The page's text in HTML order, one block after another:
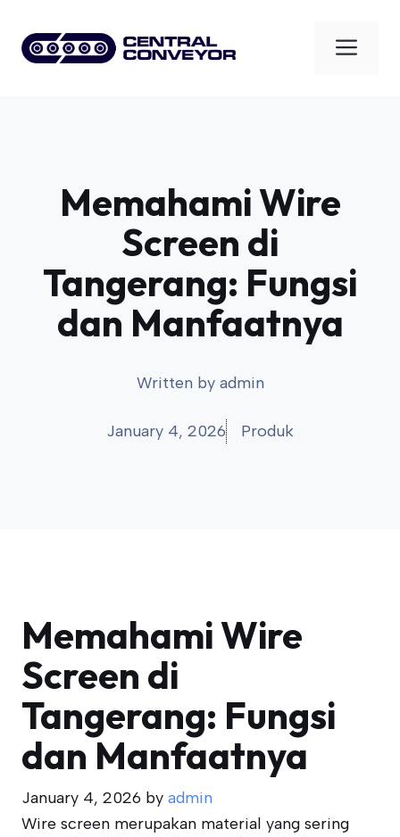
content
Memahami Wire
Screen di
Tangerang: Fungsi
dan Manfaatnya
Written by admin
January 4, 2026 Produk
Memahami Wire
Screen di
Tangerang: Fungsi
dan Manfaatnya
January 4, 2026 by admin
Wire screen merupakan material yang sering